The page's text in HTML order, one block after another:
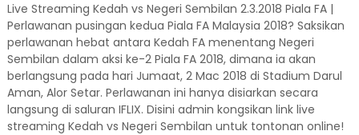
Live Streaming Kedah vs Negeri Sembilan 2.3.2018 Piala FA |
Perlawanan pusingan kedua Piala FA Malaysia 2018? Saksikan
perlawanan hebat antara Kedah FA menentang Negeri
Sembilan dalam aksi ke-2 Piala FA 2018, dimana ia akan
berlangsung pada hari Jumaat, 2 Mac 2018 di Stadium Darul
Aman, Alor Setar. Perlawanan ini hanya disiarkan secara
langsung di saluran IFLIX. Disini admin kongsikan link live
streaming Kedah vs Negeri Sembilan untuk tontonan online!